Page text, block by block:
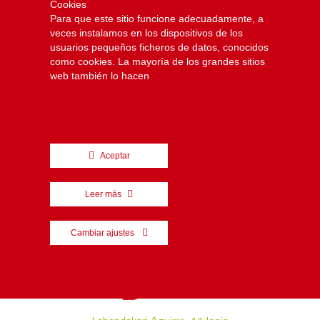
Blog
Que no te engañen
Busca tu centro de idiomas más cercano
Documentación
Mapa web
Contacto
Aviso legal
POLÍTICA DE PRIVACIDAD
POLÍTICA DE COOKIES
Cookies
Para que este sitio funcione adecuadamente, a
veces instalamos en los dispositivos de los
usuarios pequeños ficheros de datos, conocidos
como cookies. La mayoría de los grandes sitios
web también lo hacen
Aceptar
Leer más
Cambiar ajustes